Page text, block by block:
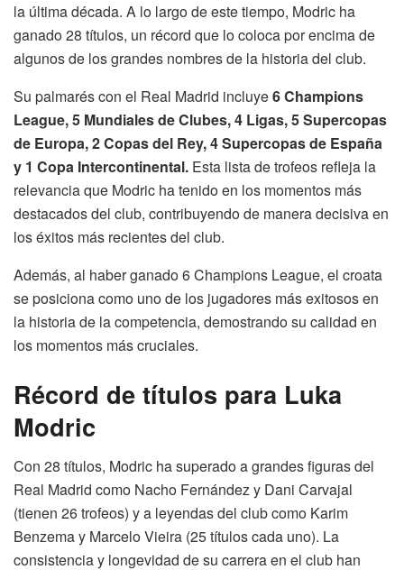
la última década. A lo largo de este tiempo, Modric ha
ganado 28 títulos, un récord que lo coloca por encima de
algunos de los grandes nombres de la historia del club.
Su palmarés con el Real Madrid incluye6 Champions
League, 5 Mundiales de Clubes, 4 Ligas, 5 Supercopas
de Europa, 2 Copas del Rey, 4 Supercopas de España
y 1 Copa Intercontinental. Esta lista de trofeos refleja la
relevancia que Modric ha tenido en los momentos más
destacados del club, contribuyendo de manera decisiva en
los éxitos más recientes del club.
Además, al haber ganado 6 Champions League, el croata
se posiciona como uno de los jugadores más exitosos en
la historia de la competencia, demostrando su calidad en
los momentos más cruciales.
Récord de títulos para Luka
Modric
Con 28 títulos, Modric ha superado a grandes figuras del
Real Madrid como Nacho Fernández y Dani Carvajal
(tienen 26 trofeos) y a leyendas del club como Karim
Benzema y Marcelo Vieira (25 títulos cada uno). La
consistencia y longevidad de su carrera en el club han